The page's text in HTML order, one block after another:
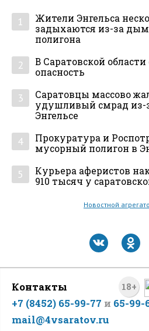
1
Жители Энгельса
задыхаются из-за
полигона
2
В Саратовской
опасность
3
Саратовцы массово
удушливый смрад из-
Энгельсе
4
Прокуратура и
мусорный полигон в
5
Курьера аферистов
910 тысяч у
Новостной
18+
Контакты
+7 (8452) 65-99-77 и 65-99-
mail@4vsaratov.ru